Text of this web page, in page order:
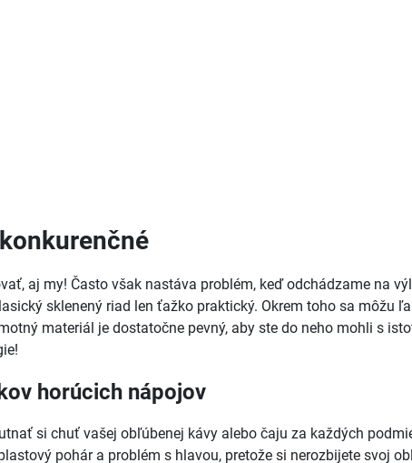
aj my! Často však nastáva problém, keď odchádzame na
sklenený riad len ťažko praktický. Okrem toho sa môžu
materiál je dostatočne pevný, aby ste do neho mohli s
horúcich nápojov
si chuť vašej obľúbenej kávy alebo čaju za každých
pohár a problém s hlavou, pretože si nerozbijete svoj